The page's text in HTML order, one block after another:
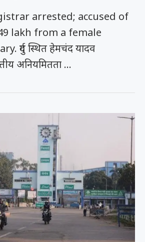
arrested; accused of
lakh from a female
दुर्ग स्थित हेमचंद यादव
अनियमितता …